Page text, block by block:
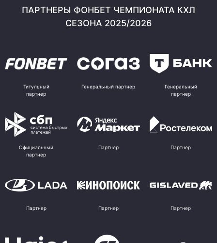
ПАРТНЕРЫ ФОНБЕТ ЧЕМПИОНАТА КХЛ
СЕЗОНА 2025/2026
Титульный
партнер
Генеральный партнер
Генеральный
партнер
Официальный
партнер
Партнер Партнер
Партнер Партнер Партнер